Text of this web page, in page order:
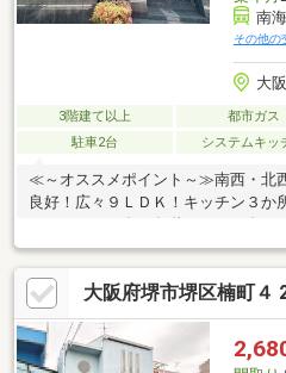
南
その他の
大
3階建て以上 都市ガス
駐車2台
システムキッ
≪～オススメポイント～≫南西・北
良好！広々９ＬＤＫ！キッチン３か
く暮らせる癒しの住まい！住宅用ソ
蓄電システム付のエコナ住まい♪平
です！セキスイハイム施工のお家！
台可能ですよ♪≪～利便性よい周辺
まで徒歩１２分◆中学校…大浜中学
ライフ石津店まで徒歩１１分◆日用
大阪府堺市堺区楠町４